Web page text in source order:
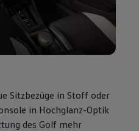
Sitzbezüge in Stoff oder
in Hochglanz-Optik
des Golf mehr